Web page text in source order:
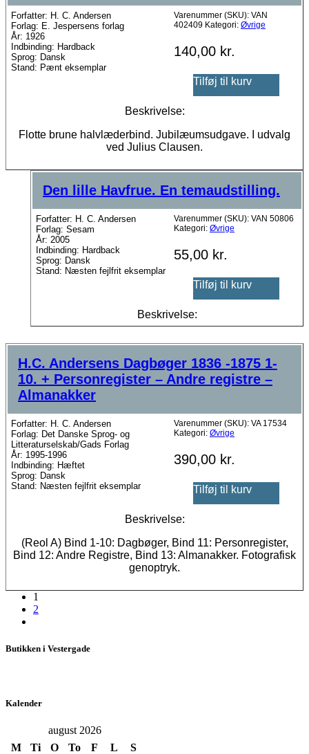
Forfatter: H. C. Andersen
Forlag: E. Jespersens forlag
År: 1926
Indbinding: Hardback
Sprog: Dansk
Stand: Pænt eksemplar
Varenummer (SKU): VAN
402409 Kategori: Øvrige
140,00 kr.
Tilføj til kurv
Beskrivelse:
Flotte brune halvlæderbind. Jubilæumsudgave. I udvalg
ved Julius Clausen.
Den lille Havfrue. En temaudstilling.
Forfatter: H. C. Andersen
Forlag: Sesam
År: 2005
Indbinding: Hardback
Sprog: Dansk
Stand: Næsten fejlfrit eksemplar
Varenummer (SKU): VAN 50806
Kategori: Øvrige
55,00 kr.
Tilføj til kurv
Beskrivelse:
H.C. Andersens Dagbøger 1836 -1875 1-
10. + Personregister – Andre registre –
Almanakker
Forfatter: H. C. Andersen
Forlag: Det Danske Sprog- og
Litteraturselskab/Gads Forlag
År: 1995-1996
Indbinding: Hæftet
Sprog: Dansk
Stand: Næsten fejlfrit eksemplar
Varenummer (SKU): VA 17534
Kategori: Øvrige
390,00 kr.
Tilføj til kurv
Beskrivelse:
(Reol A) Bind 1-10: Dagbøger, Bind 11: Personregister,
Bind 12: Andre Registre, Bind 13: Almanakker. Fotografisk
genoptryk.
1
2
Butikken i Vestergade
Kalender
august 2026
M
Ti O To F L
S